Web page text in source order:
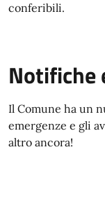
conferibili.
Notifiche
Il Comune ha un
emergenze e gli
altro ancora!